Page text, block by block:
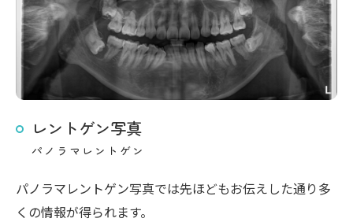
レントゲン写真
パノラマレントゲン
パノラマレントゲン写真では先ほどもお伝えした通り多
くの情報が得られます。